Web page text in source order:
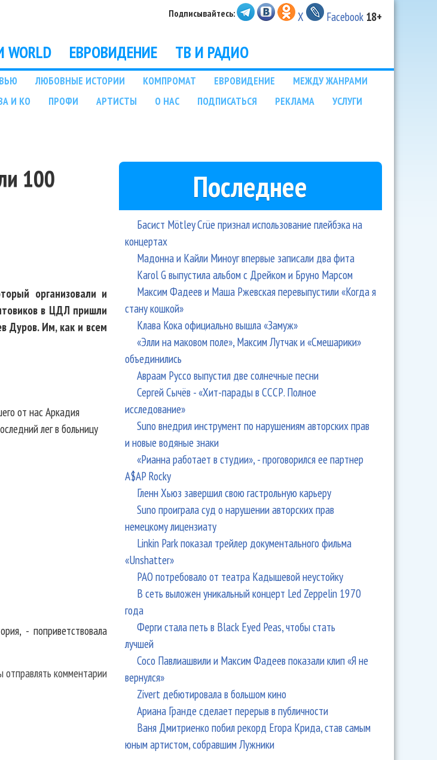
Подписывайтесь: X Facebook 18+
ЕВРОВИДЕНИЕ ТВ И РАДИО
ЛЮБОВНЫЕ ИСТОРИИ КОМПРОМАТ ЕВРОВИДЕНИЕ
МЕЖДУ ЖАНРАМИ
И КО ПРОФИ АРТИСТЫ О НАС ПОДПИСАТЬСЯ РЕКЛАМА
УСЛУГИ
100
организовали и
в ЦДЛ пришли
Дуров. Им, как и всем
от нас Аркадия
лег в больницу
- поприветствовала
отправлять комментарии
Последнее
Басист Mötley Crüe признал использование плейбэка на
концертах
Мадонна и Кайли Миноуг впервые записали два фита
Karol G выпустила альбом с Дрейком и Бруно Марсом
Максим Фадеев и Маша Ржевская перевыпустили «Когда я
стану кошкой»
Клава Кока официально вышла «Замуж»
«Элли на маковом поле», Максим Лутчак и «Смешарики»
объединились
Авраам Руссо выпустил две солнечные песни
Сергей Сычёв - «Хит-парады в СССР. Полное
исследование»
Suno внедрил инструмент по нарушениям авторских прав
и новые водяные знаки
«Рианна работает в студии», - проговорился ее партнер
A$AP Rocky
Гленн Хьюз завершил свою гастрольную карьеру
Suno проиграла суд о нарушении авторских прав
немецкому лицензиату
Linkin Park показал трейлер документального фильма
«Unshatter»
РАО потребовало от театра Кадышевой неустойку
В сеть выложен уникальный концерт Led Zeppelin 1970
года
Ферги стала петь в Black Eyed Peas, чтобы стать
лучшей
Сосо Павлиашвили и Максим Фадеев показали клип «Я не
вернулся»
Zivert дебютировала в большом кино
Ариана Гранде сделает перерыв в публичности
Ваня Дмитриенко побил рекорд Егора Крида, став самым
юным артистом, собравшим Лужники